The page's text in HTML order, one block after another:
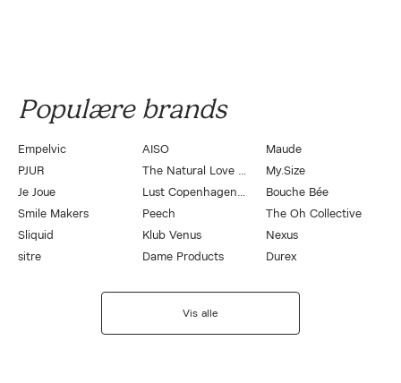
Populære brands
Empelvic AISO
Maude
PJUR
The Natural Love Company
My.Size
Je Joue
Lust Copenhagen by Magasin
Bouche Bée
Smile Makers
Peech
The Oh Collective
Sliquid
Klub Venus
Nexus
sitre
Dame Products Durex
Vis alle